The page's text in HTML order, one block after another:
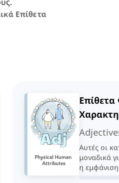
Επίθετα
Αυτές οι
μοναδικά
η